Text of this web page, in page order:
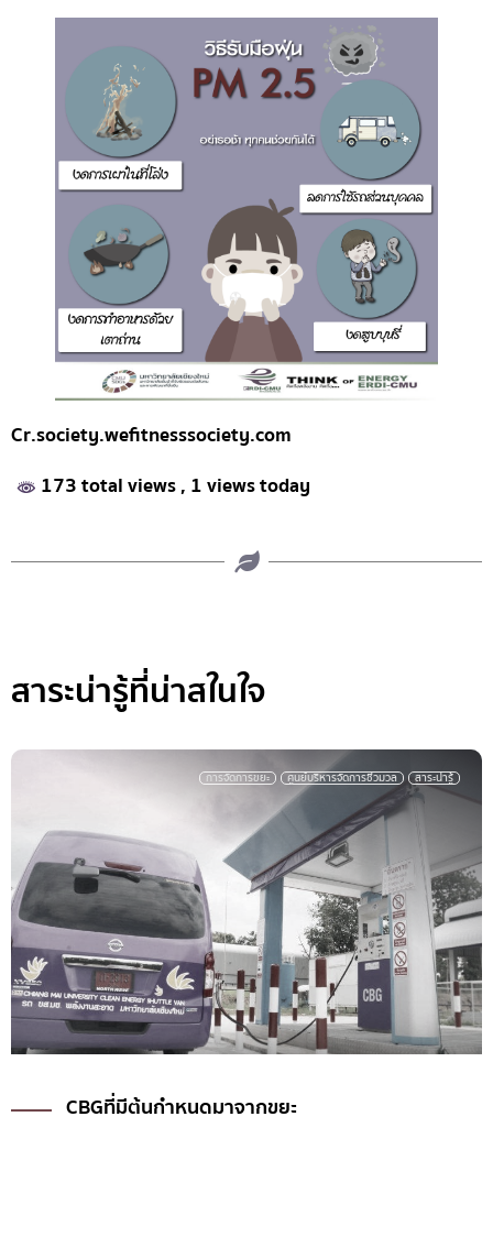
Cr.society.wefitnesssociety.com
173 total views, 1 views today
สาระน่ารู้ที่น่าสในใจ
การจัดการขยะ ศูนย์บริหารจัดการชีวมวล สาระน่ารู้
ขยะ (Zero Waste Campus)